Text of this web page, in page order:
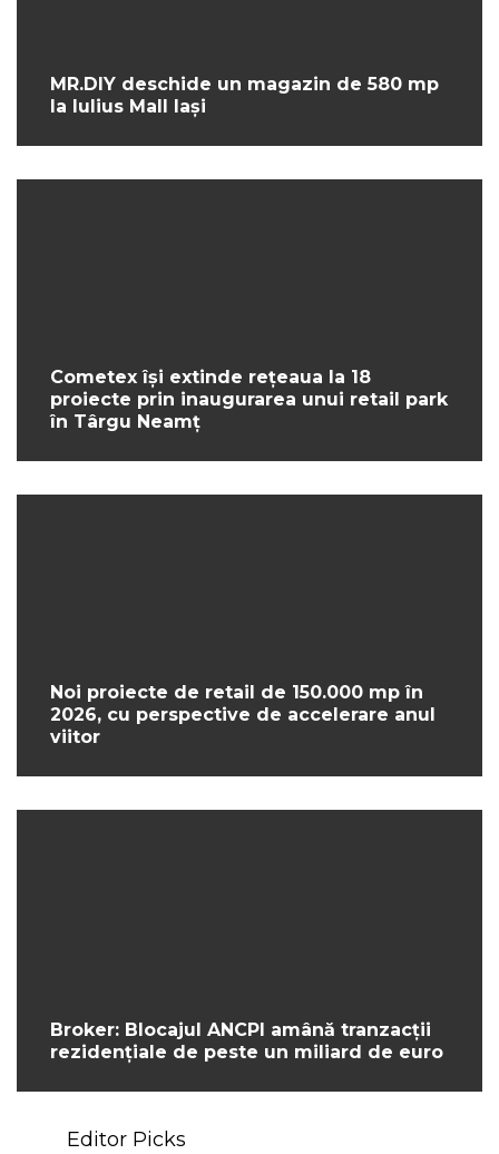
MR.DIY deschide un magazin de 580 mp
la Iulius Mall Iași
Cometex își extinde rețeaua la 18
proiecte prin inaugurarea unui retail park
în Târgu Neamț
Noi proiecte de retail de 150.000 mp în
2026, cu perspective de accelerare anul
viitor
Broker: Blocajul ANCPI amână tranzacții
rezidențiale de peste un miliard de euro
Editor Picks